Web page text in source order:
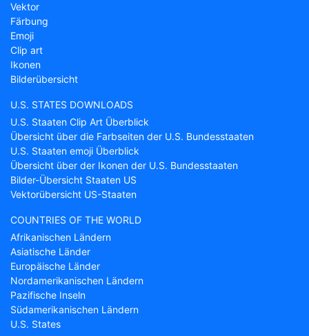
Vektor
Färbung
Emoji
Clip art
Ikonen
Bilderübersicht
U.S. STATES DOWNLOADS
U.S. Staaten Clip Art Überblick
Übersicht über die Farbseiten der U.S. Bundesstaaten
U.S. Staaten emoji Überblick
Übersicht über der Ikonen der U.S. Bundesstaaten
Bilder-Übersicht Staaten US
Vektorübersicht US-Staaten
COUNTRIES OF THE WORLD
Afrikanischen Ländern
Asiatische Länder
Europäische Länder
Nordamerikanischen Ländern
Pazifische Inseln
Südamerikanischen Ländern
U.S. States